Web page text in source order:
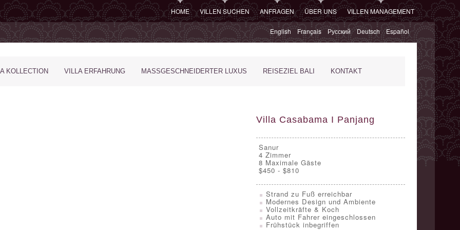
HOME VILLEN SUCHEN ANFRAGEN ÜBER UNS VILLEN MANAGEMENT
English Français Русский Deutsch Español
KOLLECTION VILLA ERFAHRUNG MASSGESCHNEIDERTER LUXUS REISEZIEL BALI KONTAKT
Villa Casabama I Panjang
Sanur
4 Zimmer
8 Maximale Gäste
$450 - $810
Strand zu Fuß erreichbar
Modernes Design und Ambiente
Vollzeitkräfte & Koch
Auto mit Fahrer eingeschlossen
Frühstück inbegriffen